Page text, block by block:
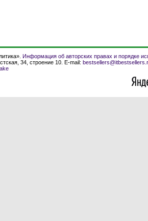
Информация об авторских правах и порядке
34, строение 10. E-mail: